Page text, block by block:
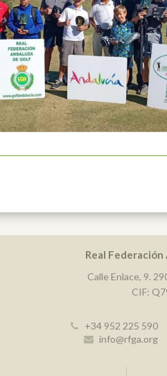
Real
Calle Enlace, 9.
CIF:
+34 952 225 590
info@rfga.org